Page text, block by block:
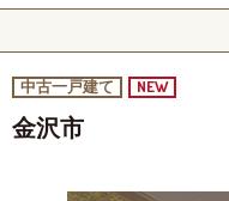
中古一戸建て NEW
金沢市